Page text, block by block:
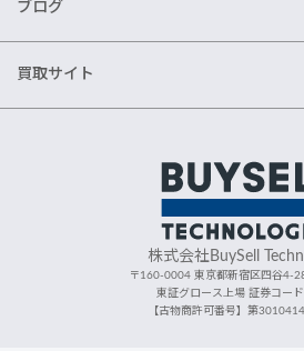
ブログ
買取サイト
株式会社BuySell
〒160-0004 東京都新宿区四谷4-
東証グロース上場 証券コー
【古物商許可番号】第